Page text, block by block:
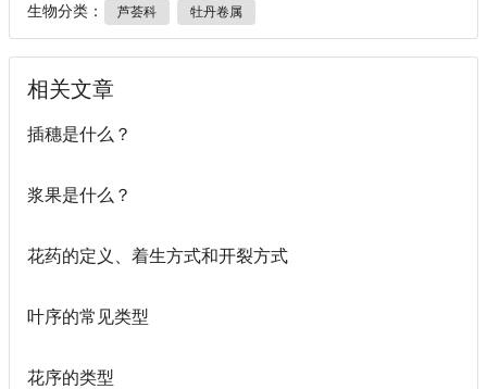
生物分类： 芦荟科 牡丹卷属
相关文章
插穗是什么？
浆果是什么？
花药的定义、着生方式和开裂方式
叶序的常见类型
花序的类型